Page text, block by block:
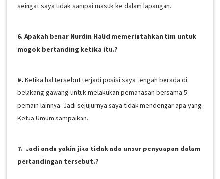
seingat saya tidak sampai masuk ke dalam lapangan..
6. Apakah benar Nurdin Halid memerintahkan tim untuk
mogok bertanding ketika itu.?
#. Ketika hal tersebut terjadi posisi saya tengah berada di
belakang gawang untuk melakukan pemanasan bersama 5
pemain lainnya. Jadi sejujurnya saya tidak mendengar apa yang
Ketua Umum sampaikan..
7. Jadi anda yakin jika tidak ada unsur penyuapan dalam
pertandingan tersebut.?